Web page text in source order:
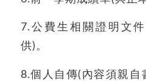
7.公費生相關證明文
供)。
8.個人自傳(內容須親自